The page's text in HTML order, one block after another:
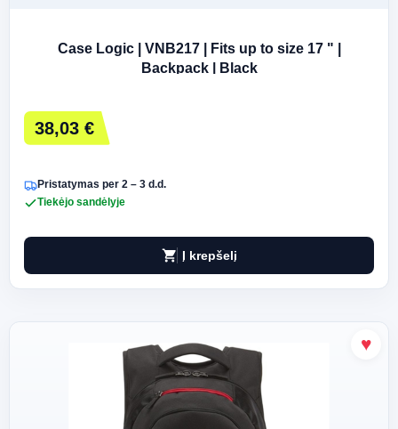
Case Logic | VNB217 | Fits up to size 17 " |
Backpack | Black
38,03 €
Pristatymas per 2 – 3 d.d.
Tiekėjo sandėlyje
shopping_cart Į krepšelį